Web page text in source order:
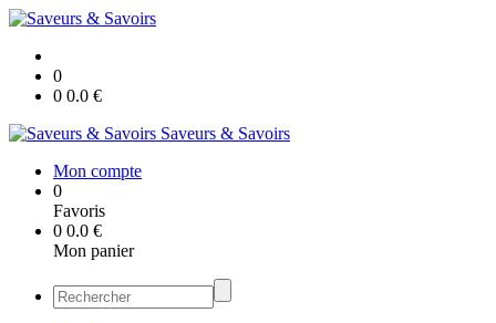
0
0 0.0 €
Saveurs & Savoirs
Mon compte
0
Favoris
0 0.0 €
Mon panier